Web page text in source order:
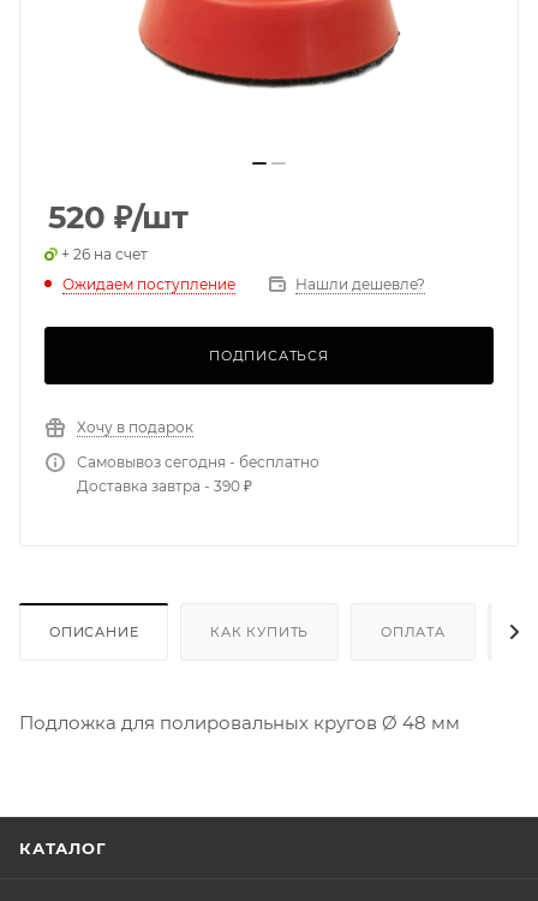
520 ₽/шт
+ 26 на счет
Ожидаем поступление
Нашли дешевле?
ПОДПИСАТЬСЯ
Хочу в подарок
Самовывоз сегодня - бесплатно
Доставка завтра - 390 ₽
ОПИСАНИЕ КАК КУПИТЬ ОПЛАТА
Подложка для полировальных кругов Ø 48 мм
КАТАЛОГ